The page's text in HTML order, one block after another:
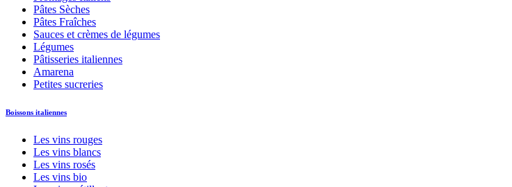
Pâtes Sèches
Pâtes Fraîches
Sauces et crèmes de légumes
Légumes
Pâtisseries italiennes
Amarena
Petites sucreries
Boissons italiennes
Les vins rouges
Les vins blancs
Les vins rosés
Les vins bio